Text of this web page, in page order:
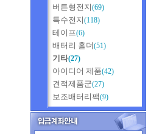
버튼형전지(69)
특수전지(118)
테이프(6)
배터리 홀더(51)
기타(27)
아이디어 제품(42)
견적제품군(27)
보조배터리팩(9)